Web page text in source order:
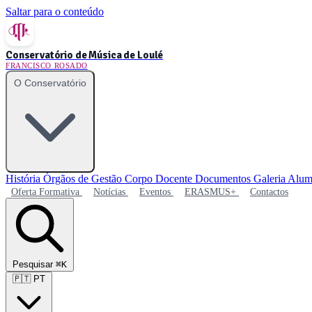
Saltar para o conteúdo
Conservatório de Música de Loulé
FRANCISCO ROSADO
O Conservatório
História Órgãos de Gestão Corpo Docente Documentos Galeria
Oferta Formativa Notícias Eventos ERASMUS+ Contactos
Pesquisar ⌘K
🇵🇹 PT